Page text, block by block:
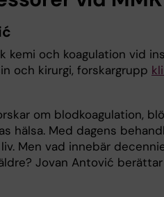
kemi och koagulation vid
och kirurgi, forskargrupp
om blodkoagulation,
hälsa. Med dagens
Men vad innebär
Jovan Antović